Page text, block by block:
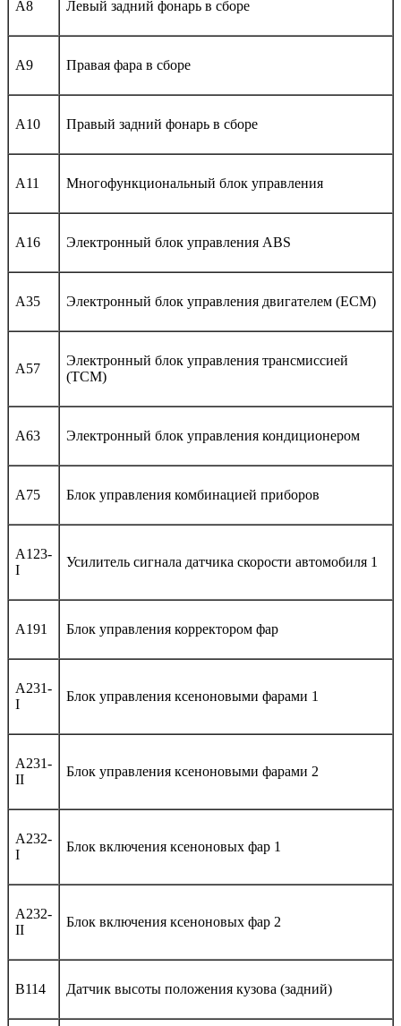
A8 Левый задний фонарь в сборе
A9 Правая фара в сборе
A10 Правый задний фонарь в сборе
A11 Многофункциональный блок управления
A16 Электронный блок управления ABS
A35 Электронный блок управления двигателем (ECM)
A57
Электронный блок управления трансмиссией
(TCM)
A63 Электронный блок управления кондиционером
A75 Блок управления комбинацией приборов
A123-
I
Усилитель сигнала датчика скорости автомобиля 1
A191 Блок управления корректором фар
A231-
I
Блок управления ксеноновыми фарами 1
A231-
II
Блок управления ксеноновыми фарами 2
A232-
I
Блок включения ксеноновых фар 1
A232-
II
Блок включения ксеноновых фар 2
B114 Датчик высоты положения кузова (задний)